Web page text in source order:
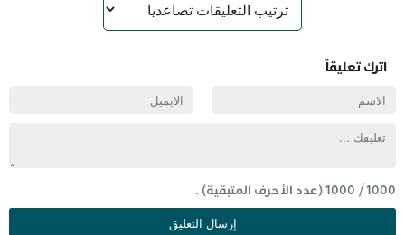
اترك تعليقاً
1000
/
1000(عدد الأحرف المتبقية) .